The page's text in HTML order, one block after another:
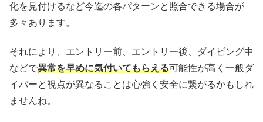
化を見付けるなど今迄の各パターンと照合できる場合が
多々あります。
それにより、エントリー前、エントリー後、ダイビング中
などで異常を早めに気付いてもらえる可能性が高く一般ダ
イバーと視点が異なることは心強く安全に繋がるかもしれ
ませんね。